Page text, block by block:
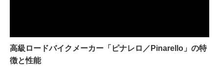
高級ロードバイクメーカー「ピナレロ／Pinarello」の特
徴と性能